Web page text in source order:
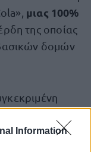
Information
μιας 100%
της οποίας
δομών
την οποία